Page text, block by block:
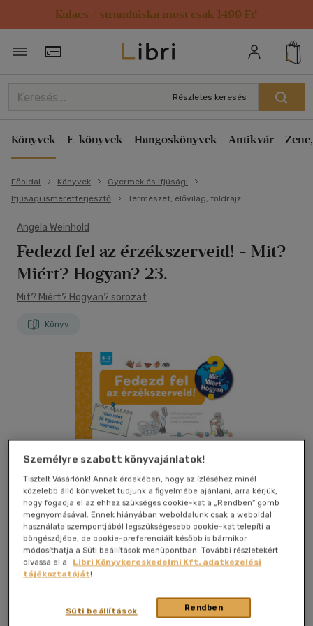
Kulacs / strandtáska most csak 1499 Ft!
Törzsvásárlói Kártya adatai
Részletes keresés
Könyvek E-könyvek Hangoskönyvek Antikvár
Főoldal Könyvek
Gyermek és ifjúsági
Ifjúsági ismeretterjesztő
Természet, élővilág, földrajz
Angela Weinhold
Fedezd fel az érzékszerveid! - Mit?
Miért? Hogyan? 23.
Mit? Miért? Hogyan? sorozat
Könyv
Bolti és online
Személyre szabott könyvajánlatok!
Tisztelt Vásárlónk! Annak érdekében, hogy az ízléséhez minél
közelebb álló könyveket tudjunk a figyelmébe ajánlani, arra kérjük,
hogy fogadja el az ehhez szükséges cookie-kat a „Rendben” gomb
megnyomásával. Ennek hiányában weboldalunk csak a weboldal
használata szempontjából legszükségesebb cookie-kat telepíti a
böngészőjébe, de cookie-preferenciáit később is bármikor
módosíthatja a Süti beállítások menüpontban. További részletekért
olvassa el a
Libri Könyvkereskedelmi Kft. adatkezelési
tájékoztatóját!
Rendben
Süti beállítások